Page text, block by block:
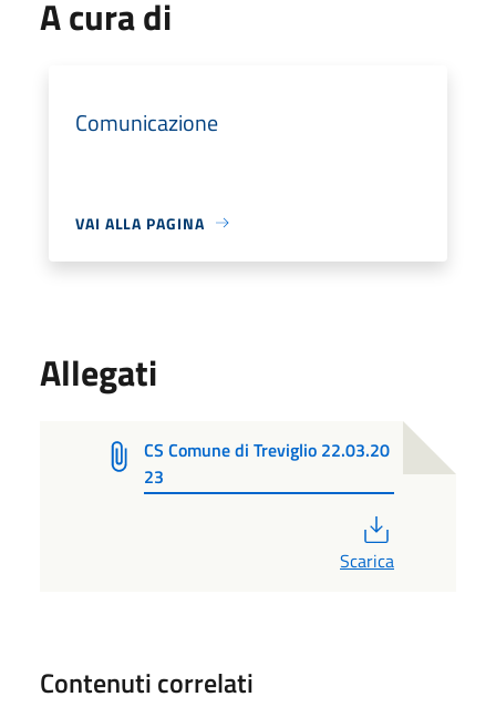
A cura di
Comunicazione
VAI ALLA PAGINA
Allegati
CS Comune di Treviglio 22.03.20
23
Scarica
Contenuti correlati